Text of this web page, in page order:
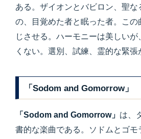
ある。ザイオンとバビロン、聖な
の、目覚めた者と眠った者。この
じさせる。ハーモニーは美しい
くない。選別、試練、霊的な緊張
「Sodom and Gomorrow」
「Sodom and Gomorrow」 は、
書的な楽曲である。ソドムとゴモ